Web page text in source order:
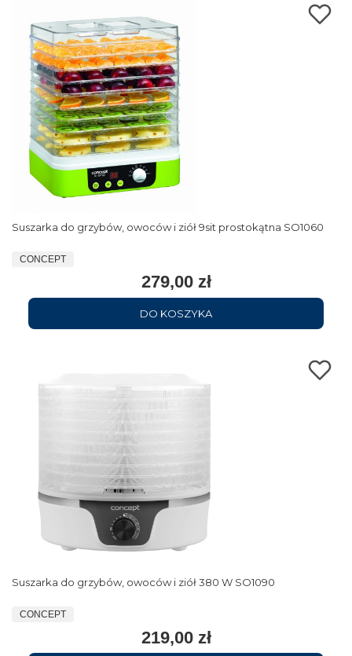
Suszarka do grzybów, owoców i ziół 9sit prostokątna SO1060
CONCEPT
279,00 zł
DO KOSZYKA
Suszarka do grzybów, owoców i ziół 380 W SO1090
CONCEPT
219,00 zł